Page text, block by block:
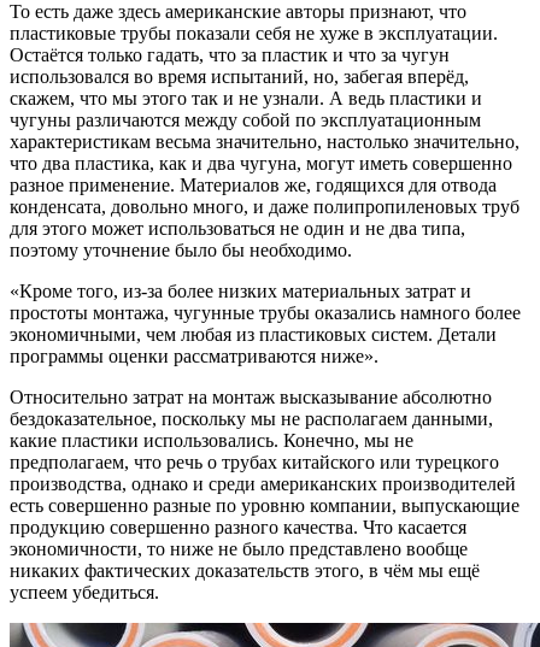
То есть даже здесь американские авторы признают, что
пластиковые трубы показали себя не хуже в эксплуатации.
Остаётся только гадать, что за пластик и что за чугун
использовался во время испытаний, но, забегая вперёд,
скажем, что мы этого так и не узнали. А ведь пластики и
чугуны различаются между собой по эксплуатационным
характеристикам весьма значительно, настолько значительно,
что два пластика, как и два чугуна, могут иметь совершенно
разное применение. Материалов же, годящихся для отвода
конденсата, довольно много, и даже полипропиленовых труб
для этого может использоваться не один и не два типа,
поэтому уточнение было бы необходимо.
«Кроме того, из-за более низких материальных затрат и
простоты монтажа, чугунные трубы оказались намного более
экономичными, чем любая из пластиковых систем. Детали
программы оценки рассматриваются ниже».
Относительно затрат на монтаж высказывание абсолютно
бездоказательное, поскольку мы не располагаем данными,
какие пластики использовались. Конечно, мы не
предполагаем, что речь о трубах китайского или турецкого
производства, однако и среди американских производителей
есть совершенно разные по уровню компании, выпускающие
продукцию совершенно разного качества. Что касается
экономичности, то ниже не было представлено вообще
никаких фактических доказательств этого, в чём мы ещё
успеем убедиться.